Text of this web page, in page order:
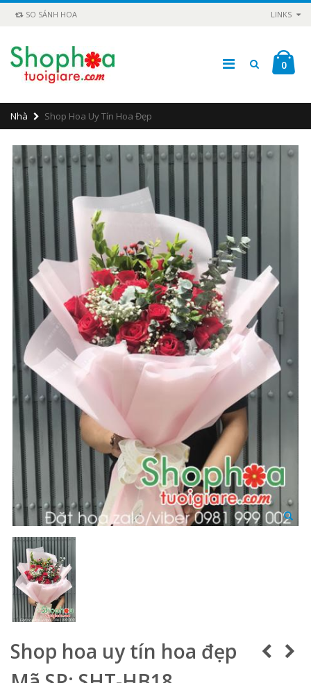
SO SÁNH HOA LINKS
0
Nhà Shop Hoa Uy Tín Hoa Đẹp
Shop hoa uy tín hoa đẹp